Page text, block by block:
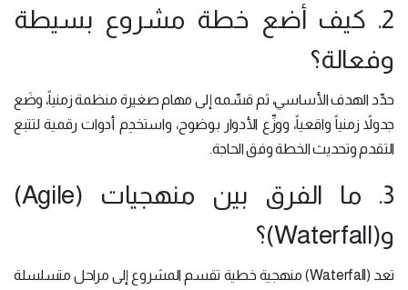
2. كيف أضع خطة مشروع بسيطة
وفعالة؟
حدِّد الهدف الأساسي، ثم قسِّمه إلى مهام صغيرة منظمة زمنياً، وضَع
جدولاً زمنياً واقعياً، ووزِّع الأدوار بوضوح، واستخدِم أدوات رقمية لتتبع
التقدم وتحديث الخطة وفق الحاجة.
3. ما الفرق بين منهجيات (Agile)
و(Waterfall)؟
تعد (Waterfall) منهجية خطية تقسم المشروع إلى مراحل متسلسلة